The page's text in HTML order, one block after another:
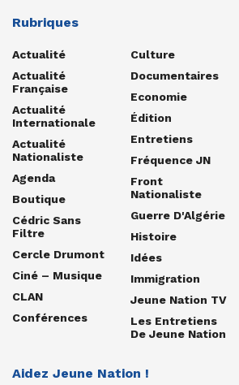
Rubriques
Actualité
Actualité
Française
Actualité
Internationale
Actualité
Nationaliste
Agenda
Boutique
Cédric Sans
Filtre
Cercle Drumont
Ciné – Musique
CLAN
Conférences
Culture
Documentaires
Economie
Édition
Entretiens
Fréquence JN
Front
Nationaliste
Guerre D'Algérie
Histoire
Idées
Immigration
Jeune Nation TV
Les Entretiens
De Jeune Nation
Aidez Jeune Nation !